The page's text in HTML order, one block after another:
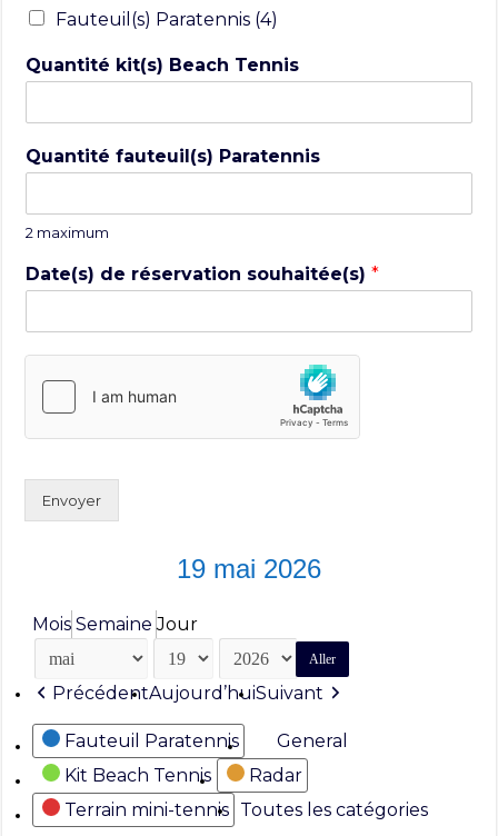
Fauteuil(s) Paratennis (4)
Quantité kit(s) Beach Tennis
Quantité fauteuil(s) Paratennis
2 maximum
Date(s) de réservation souhaitée(s)*
Envoyer
19 mai 2026
Mois Semaine Jour
Mois
Jour
Année
PrécédentAujourd’huiSuivant
Catégories
Fauteuil Paratennis
General
Kit Beach Tennis
Radar
Terrain mini-tennis Toutes les catégories